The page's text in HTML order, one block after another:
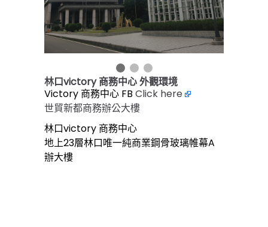
林口victory 商務中心 外觀環境
Victory 商務中心 FB Click here
世貿新都商務辦公大樓
林口victory 商務中心
地上23層林口唯一純商業鋼骨玻璃帷幕A
辦大樓